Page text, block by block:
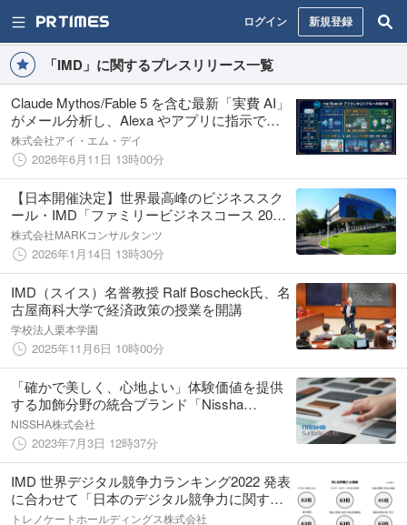
ログイン 新規登録
「IMD」に関するプレスリリース一覧
Claude Mythos/Fable 5 を含む最新「実費 AI」
がメール分析し、Alexa やアプリに指示でき
る新機能を mailSpeak に追加
株式会社アイ・エム・デイ
2026年6月11日 13時00分
【日本開催決定】世界最高峰のビジネススク
ール・IMD「ファミリービジネスコース 2026
in Tokyo」
株式会社MARKコンサルタンツ
2026年1月14日 13時30分
IMD（スイス）名誉教授 Ralf Boscheck氏、名
古屋商科大学で経済政策の授業を開講
学校法人栗本学園
2025年11月6日 10時00分
「確かで美しく、心地よい」体験価値を提供
する加飾分野の統合ブランド「Nissha
SurfaceWorks（サーフェスワークス）」をロ
ーンチ
NISSHA株式会社
2023年7月3日 12時37分
IMD 世界デジタル競争力ランキング2022 発表
に合わせて「日本のデジタル競争力に関する
調査」を実施
トレノケートホールディングス株式会社